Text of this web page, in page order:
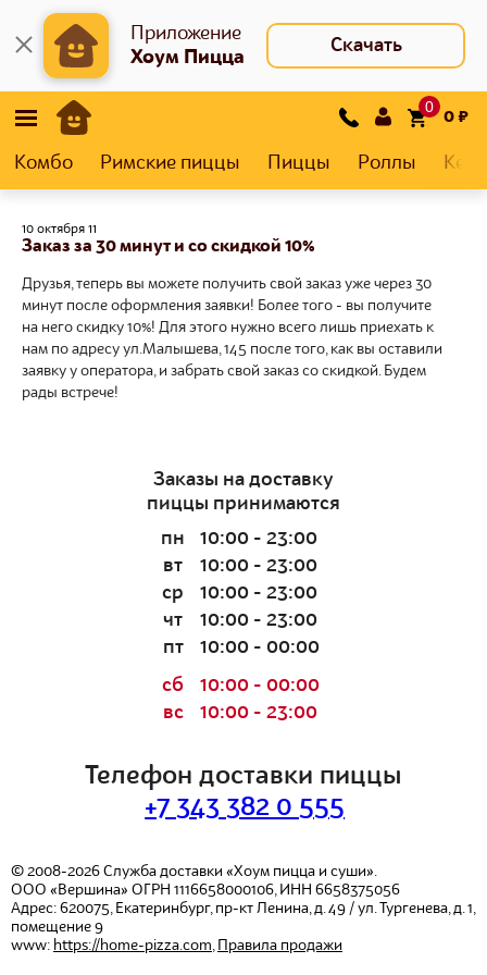
Приложение
Хоум Пицца
Скачать
0
0₽
Комбо Римские пиццы Пиццы Роллы
10 октября 11
Заказ за 30 минут и со скидкой 10%
Друзья, теперь вы можете получить свой заказ уже через 30
минут после оформления заявки! Более того - вы получите
на него скидку 10%! Для этого нужно всего лишь приехать к
нам по адресу ул.Малышева, 145 после того, как вы оставили
заявку у оператора, и забрать свой заказ со скидкой. Будем
рады встрече!
Телефон доставки пиццы
+7 343 382 0 555
© 2008-2026 Служба доставки «Хоум пицца и суши».
ООО «Вершина» ОГРН 1116658000106, ИНН 6658375056
Адрес: 620075, Екатеринбург, пр-кт Ленина, д. 49 / ул. Тургенева, д. 1,
помещение 9
www: https://home-pizza.com, Правила продажи
Заказы на доставку
пиццы принимаются
пн
10:00 - 23:00
вт
10:00 - 23:00
ср
10:00 - 23:00
чт
10:00 - 23:00
пт
10:00 - 00:00
сб
10:00 - 00:00
вс
10:00 - 23:00